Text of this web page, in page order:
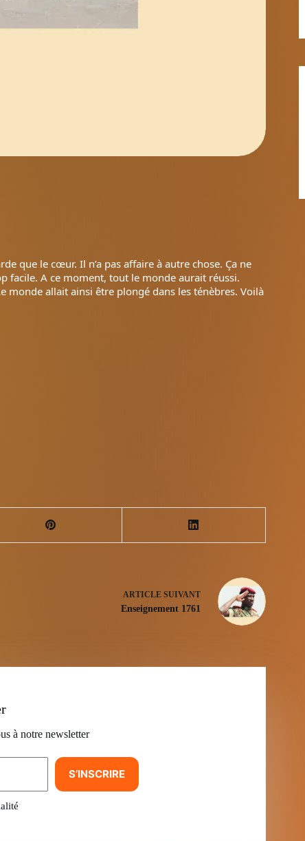
que le cœur. Il n’a pas affaire à autre chose. Ça ne
facile. A ce moment, tout le monde aurait réussi.
monde allait ainsi être plongé dans les ténèbres. Voilà
ARTICLESUIVANT
Enseignement 1761
à notre newsletter
S’INSCRIRE